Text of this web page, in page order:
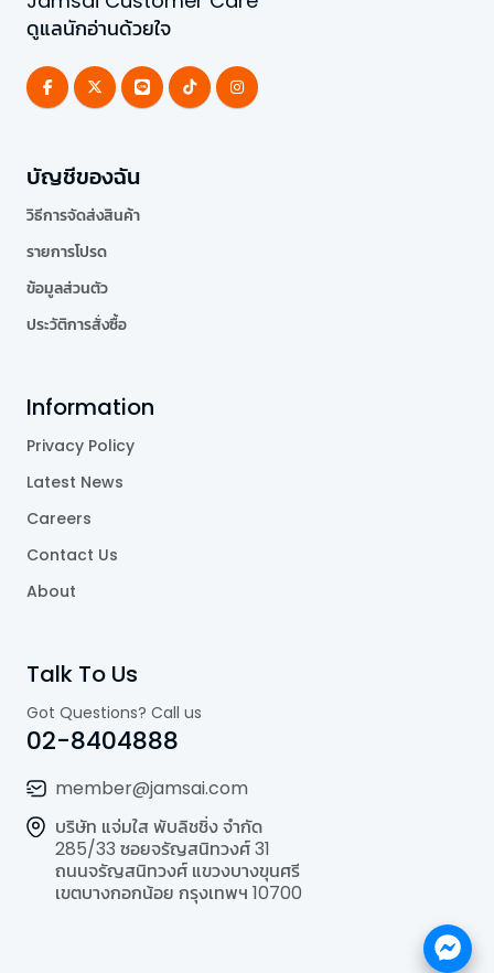
ดูแลนักอ่านด้วยใจ
บัญชีของฉัน
วิธีการจัดส่งสินค้า
รายการโปรด
ข้อมูลส่วนตัว
ประวัติการสั่งซื้อ
Information
Privacy Policy
Latest News
Careers
Contact Us
About
Talk To Us
Got Questions? Call us
02-8404888
member@jamsai.com
บริษัท แจ่มใส พับลิชชิ่ง จำกัด
285/33 ซอยจรัญสนิทวงศ์ 31
ถนนจรัญสนิทวงศ์ แขวงบางขุนศรี
เขตบางกอกน้อย กรุงเทพฯ 10700